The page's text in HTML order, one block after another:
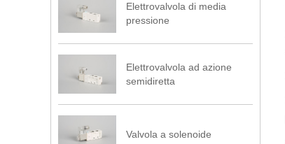
Elettrovalvola di media
pressione
Elettrovalvola ad azione
semidiretta
Valvola a solenoide